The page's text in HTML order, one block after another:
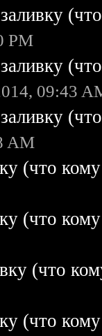
PM
09:43
AM
(что
(что
(что
(что